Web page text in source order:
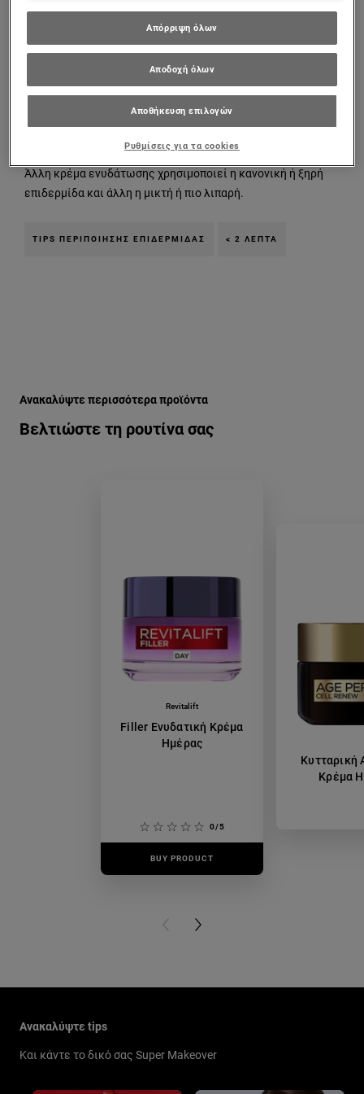
Η ποσότητα που θα απλώσεις στην επιδερμίδα σου δεν
πρέπει να είναι υπερβολική και αυτό θα το καταλάβεις από
το πόσο γρήγορα και αποτελεσματικά θα απορροφηθεί η
κρέμα σου.
ενυδατική κρέμα προσώπου για την δική σου επιδερμίδα.
Άλλη κρέμα ενυδάτωσης χρησιμοποιεί η κανονική ή ξηρή
επιδερμίδα και άλλη η μικτή ή πιο λιπαρή.
TIPS ΠΕΡΙΠΟΊΗΣΗΣ ΕΠΙΔΕΡΜΊΔΑΣ < 2 ΛΕΠΤΆ
Βελτιώστε τη ρουτίνα σας
Ανακαλύψτε περισσότερα προϊόντα
Revitalift
Filler Ενυδατική Κρέμα
Ημέρας
0/5
BUY PRODUCT
Κυτταρική
Κρέμα
PREVIOUS CARD
NEXT CARD
Ανακαλύψτε tips
Και κάντε το δικό σας Super Makeover
Απόρριψη όλων
Αποδοχή όλων
Αποθήκευση επιλογών
Ρυθμίσεις για τα cookies